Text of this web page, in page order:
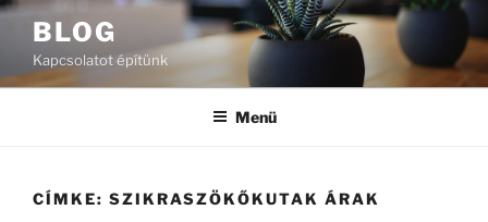
Tartalomhoz
BLOG
Kapcsolatot építünk
Menü
CÍMKE: SZIKRASZÖKŐKUTAK ÁRAK